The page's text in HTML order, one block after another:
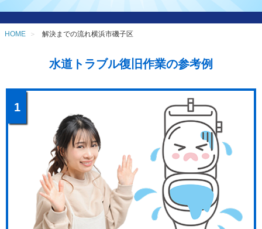
HOME 解決までの流れ横浜市磯子区
水道トラブル復旧作業の参考例
1